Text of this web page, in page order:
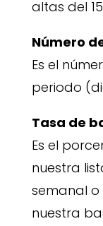
altas del
Número
Es el
periodo
Tasa de
Es el
nuestra
semanal o
nuestra